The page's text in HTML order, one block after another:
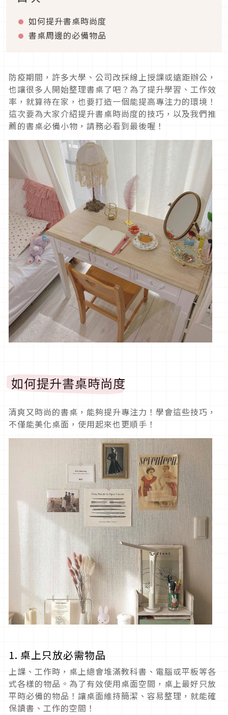
如何提升書桌時尚度
書桌周邊的必備物品
防疫期間，許多大學、公司改採線上授課或遠距辦公，
也讓很多人開始整理書桌了吧？為了提升學習、工作效
率，就算待在家，也要打造一個能提高專注力的環境！
這次要為大家介紹提升書桌時尚度的技巧，以及我們推
薦的書桌必備小物，請務必看到最後喔！
如何提升書桌時尚度
清爽又時尚的書桌，能夠提升專注力！學會這些技巧，
不僅能美化桌面，使用起來也更順手！
1. 桌上只放必需物品
上課、工作時，桌上總會堆滿教科書、電腦或平板等各
式各樣的物品。為了有效使用桌面空間，桌上最好只放
平時必備的物品！讓桌面維持簡潔、容易整理，就能確
保讀書、工作的空間！